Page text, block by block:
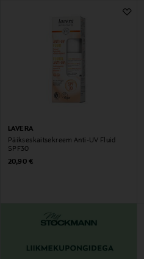
LAVERA
Päikseskaitsekreem Anti-UV Fluid
SPF30
Original Price
20,90 €